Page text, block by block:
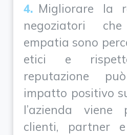
Migliorare la
negoziatori
empatia sono
etici e
reputazione
impatto positivo
l’azienda viene
clienti, partner e